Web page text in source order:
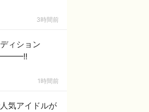
3時間前
ィション
1時間前
気アイドルが